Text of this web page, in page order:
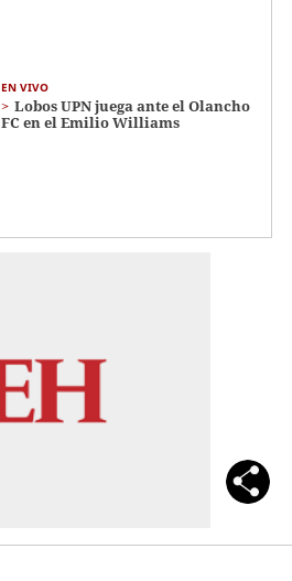
EN VIVO
Lobos UPN juega ante el Olancho
FC en el Emilio Williams